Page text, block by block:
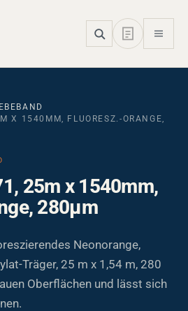
X 1540MM, FLUORESZ.-ORANGE,
25m x 1540mm,
280µm
Neonorange,
Träger, 25 m x 1,54 m, 280
Oberflächen und lässt sich